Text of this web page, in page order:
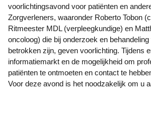
voorlichtingsavond voor patiënten en
Zorgverleners, waaronder Roberto Tobon
Ritmeester MDL (verpleegkundige) en
oncoloog) die bij onderzoek en
betrokken zijn, geven voorlichting. Tijdens
informatiemarkt en de mogelijkheid om
patiënten te ontmoeten en contact te
Voor deze avond is het noodzakelijk om u